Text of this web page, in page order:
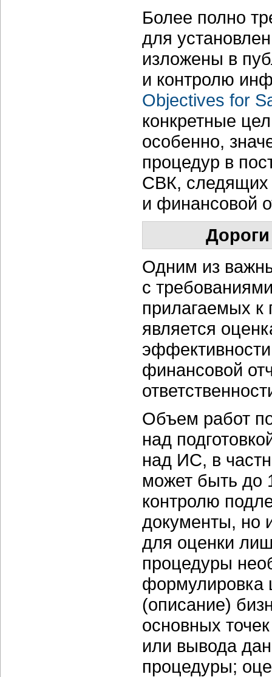
Более полно
для
изложены в
и контролю
Objectives for
конкретные
особенно,
процедур в
СВК, следящих
и финансовой
Одним из
с
прилагаемых к
является
эффективности
финансовой
Объем работ
над
над ИС, в
может быть до
контролю
документы, но
для оценки
процедуры
формулировка
(описание)
основных
или вывода
процедуры;